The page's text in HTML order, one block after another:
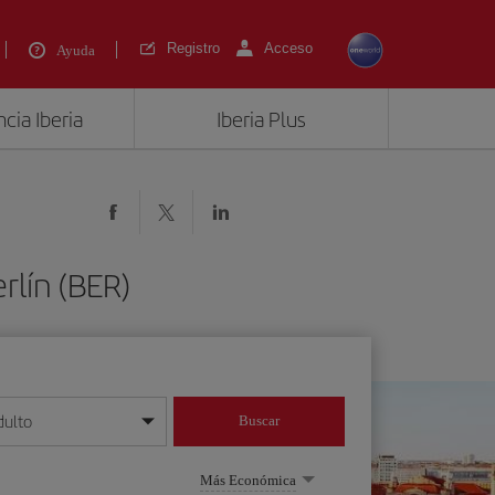
Ayuda Registro Acceso
Iberia Iberia Plus
(BER)
mes/año
Buscar
Más Económica